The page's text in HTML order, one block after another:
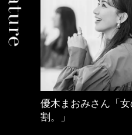
優木まおみさん「女
割。」